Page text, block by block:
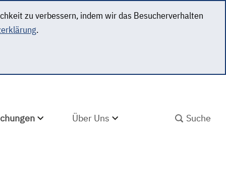
zu verbessern, indem wir das Besucherverhalten
.
Über Uns